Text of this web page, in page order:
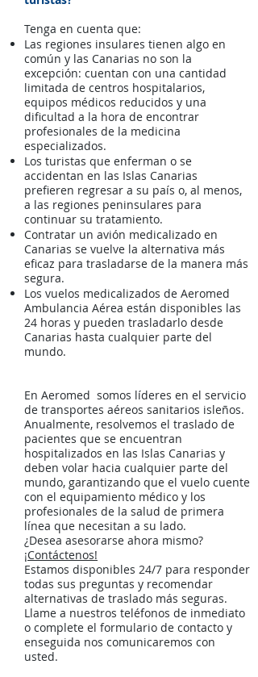
Tenga en cuenta que:
Las regiones insulares tienen algo en
común y las Canarias no son la
excepción: cuentan con una cantidad
limitada de centros hospitalarios,
equipos médicos reducidos y una
dificultad a la hora de encontrar
profesionales de la medicina
especializados.
Los turistas que enferman o se
accidentan en las Islas Canarias
prefieren regresar a su país o, al menos,
a las regiones peninsulares para
continuar su tratamiento.
Contratar un avión medicalizado en
Canarias se vuelve la alternativa más
eficaz para trasladarse de la manera más
segura.
Los vuelos medicalizados de Aeromed
Ambulancia Aérea están disponibles las
24 horas y pueden trasladarlo desde
Canarias hasta cualquier parte del
mundo.
En Aeromed somos líderes en el servicio
de transportes aéreos sanitarios isleños.
Anualmente, resolvemos el traslado de
pacientes que se encuentran
hospitalizados en las Islas Canarias y
deben volar hacia cualquier parte del
mundo, garantizando que el vuelo cuente
con el equipamiento médico y los
profesionales de la salud de primera
línea que necesitan a su lado.
¿Desea asesorarse ahora mismo?
¡Contáctenos!
Estamos disponibles 24/7 para responder
todas sus preguntas y recomendar
alternativas de traslado más seguras.
Llame a nuestros teléfonos de inmediato
o complete el formulario de contacto y
enseguida nos comunicaremos con
usted.